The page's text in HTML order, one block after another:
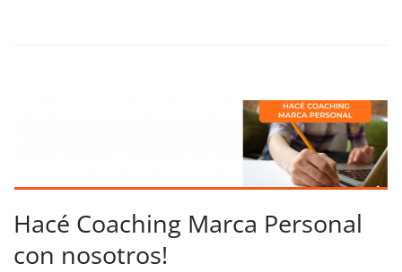
Hacé Coaching Marca Personal
con nosotros!